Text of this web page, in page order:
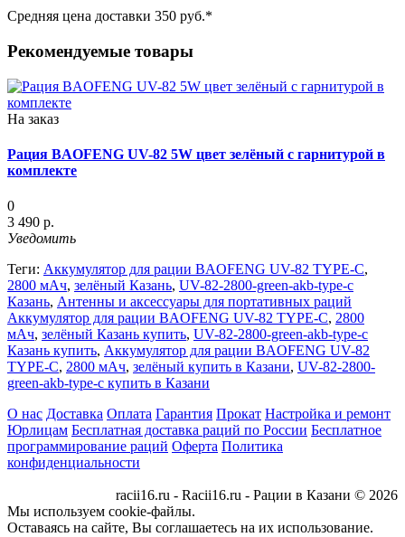
Средняя цена доставки 350 руб.*
Рекомендуемые товары
На заказ
Рация BAOFENG UV-82 5W цвет зелёный с гарнитурой в
комплекте
0
3 490 р.
Уведомить
Теги: Аккумулятор для рации BAOFENG UV-82 TYPE-C,
2800 мАч, зелёный Казань, UV-82-2800-green-akb-type-c
Казань, Антенны и аксессуары для портативных раций
Аккумулятор для рации BAOFENG UV-82 TYPE-C, 2800
мАч, зелёный Казань купить, UV-82-2800-green-akb-type-c
Казань купить, Аккумулятор для рации BAOFENG UV-82
TYPE-C, 2800 мАч, зелёный купить в Казани, UV-82-2800-
green-akb-type-c купить в Казани
О нас Доставка Оплата Гарантия Прокат Настройка и ремонт
Юрлицам Бесплатная доставка раций по России Бесплатное
программирование раций Оферта Политика
конфиденциальности
racii16.ru - Racii16.ru - Рации в Казани © 2026
Мы используем cookie-файлы.
Оставаясь на сайте, Вы соглашаетесь на их использование.